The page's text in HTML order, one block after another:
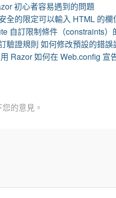
初心者容易遇到的問題
全的限定可以輸入 HTML 的欄
自訂限制條件（constraints）
驗證規則 如何修改預設的錯誤
Razor 如何在 Web.config 宣
的意見。